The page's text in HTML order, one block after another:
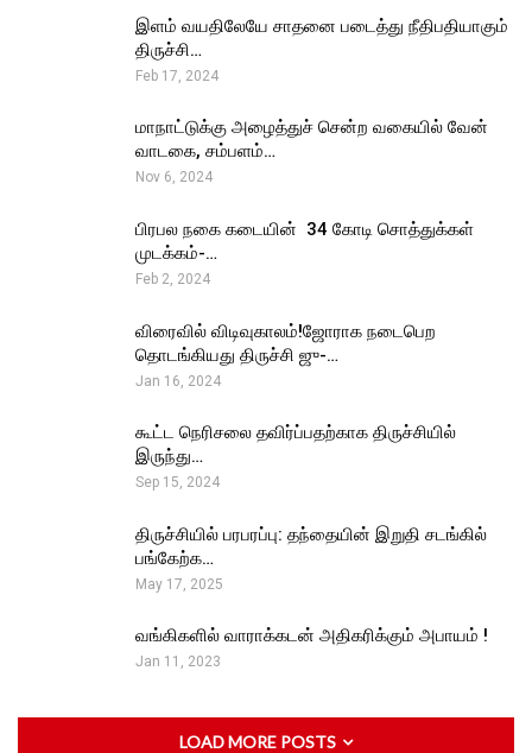
இளம் வயதிலேயே சாதனை படைத்து நீதிபதியாகும்
திருச்சி…
Feb 17, 2024
மாநாட்டுக்கு அழைத்துச் சென்ற வகையில் வேன்
வாடகை, சம்பளம்…
Nov 6, 2024
பிரபல நகை கடையின் ₹ 34 கோடி சொத்துக்கள்
முடக்கம்-…
Feb 2, 2024
விரைவில் விடிவுகாலம்!ஜோராக நடைபெற
தொடங்கியது திருச்சி ஜு-…
Jan 16, 2024
கூட்ட நெரிசலை தவிர்ப்பதற்காக திருச்சியில்
இருந்து…
Sep 15, 2024
திருச்சியில் பரபரப்பு: தந்தையின் இறுதி சடங்கில்
பங்கேற்க…
May 17, 2025
வங்கிகளில் வாராக்கடன் அதிகரிக்கும் அபாயம் !
Jan 11, 2023
LOAD MORE POSTS